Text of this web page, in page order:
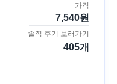
가격
7,540원
솔직 후기 보러가기
405개